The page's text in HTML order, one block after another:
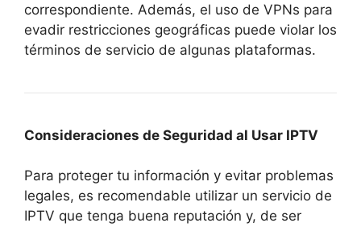
correspondiente. Además, el uso de VPNs para
evadir restricciones geográficas puede violar los
términos de servicio de algunas plataformas.
Consideraciones de Seguridad al Usar IPTV
Para proteger tu información y evitar problemas
legales, es recomendable utilizar un servicio de
IPTV que tenga buena reputación y, de ser